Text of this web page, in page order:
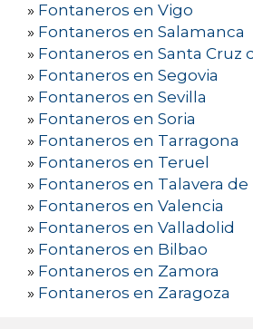
» Fontaneros en Vigo
» Fontaneros en Salamanca
» Fontaneros en Santa Cruz
» Fontaneros en Segovia
» Fontaneros en Sevilla
» Fontaneros en Soria
» Fontaneros en Tarragona
» Fontaneros en Teruel
» Fontaneros en Talavera de
» Fontaneros en Valencia
» Fontaneros en Valladolid
» Fontaneros en Bilbao
» Fontaneros en Zamora
» Fontaneros en Zaragoza